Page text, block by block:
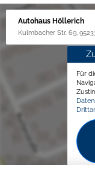
Autohaus Höllerich
Kulmbacher Str. 69,
Für